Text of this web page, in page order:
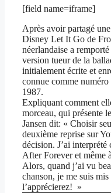
[field name=iframe]
Après avoir partagé
Disney Let It Go de
néerlandaise a
version tueur de la
initialement écrite et
connue comme
1987.
Expliquant comment
morceau, qui présente
Jansen dit: « Choisir
deuxième reprise sur
décision. J’ai
After Forever et même
Alors, quand j’ai vu
chanson, je me suis
l’apprécierez! »